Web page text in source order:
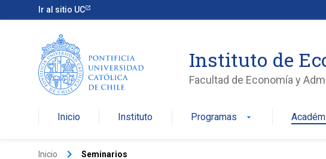
Ir al sitio UC
Instituto de
Facultad de Economía y
Inicio Instituto Programas arrow_drop_down
Inicio keyboard_arrow_right Seminarios